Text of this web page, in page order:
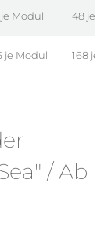
Modul 48 je
je Modul 168 je
/ Ab